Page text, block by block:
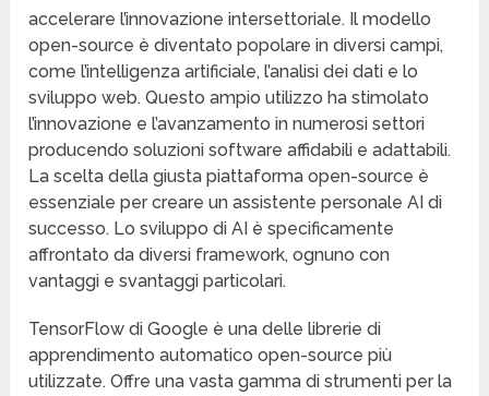
accelerare l’innovazione intersettoriale. Il modello
open-source è diventato popolare in diversi campi,
come l’intelligenza artificiale, l’analisi dei dati e lo
sviluppo web. Questo ampio utilizzo ha stimolato
l’innovazione e l’avanzamento in numerosi settori
producendo soluzioni software affidabili e adattabili.
La scelta della giusta piattaforma open-source è
essenziale per creare un assistente personale AI di
successo. Lo sviluppo di AI è specificamente
affrontato da diversi framework, ognuno con
vantaggi e svantaggi particolari.
TensorFlow di Google è una delle librerie di
apprendimento automatico open-source più
utilizzate. Offre una vasta gamma di strumenti per la